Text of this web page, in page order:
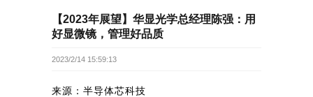
【2023年展望】华显光学总经理陈强：用
好显微镜，管理好品质
2023/2/14 15:59:13
来源：半导体芯科技